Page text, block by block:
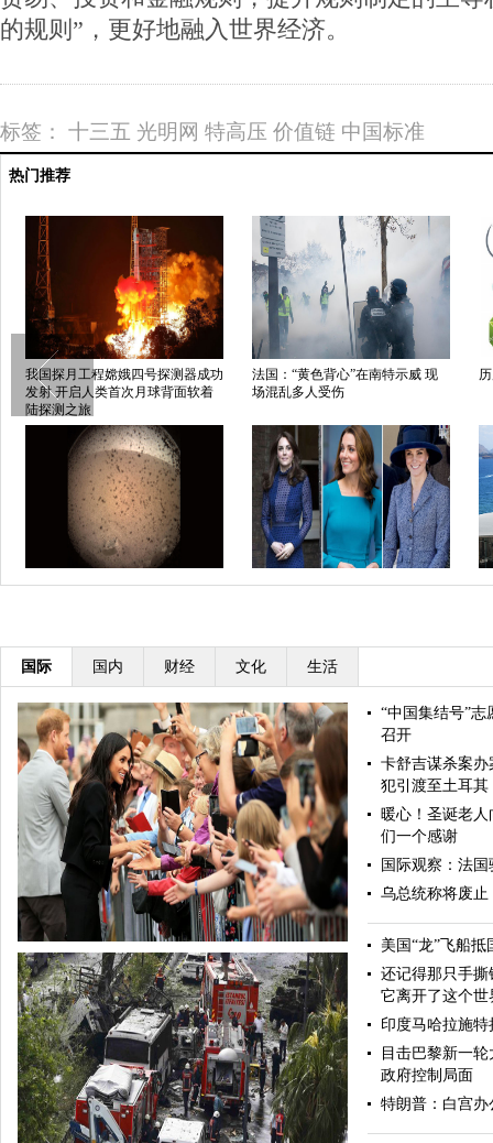
的规则”，更好地融入世界经济。
标签： 十三五 光明网 特高压 价值链 中国标准
热门推荐
峰会
APEC领导人会议即将在莫尔兹比
港举行
千年古镇静候世界互联网大
滞留塞班中国游客开始登机回国
太湖世界文化论坛第五届年
式在京举行
国际 国内 财经 文化 生活
“中国集结号”志
召开
卡舒吉谋杀案
犯引渡至土耳其
暖心！圣诞老
们一个感谢
国际观察：法
乌总统称将废
美国“龙”飞船
还记得那只手撕
它离开了这个世
印度马哈拉施
目击巴黎新一
政府控制局面
特朗普：白宫